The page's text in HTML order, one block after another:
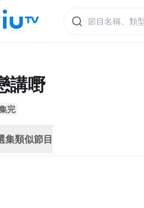
講嘢
完
集類似節目